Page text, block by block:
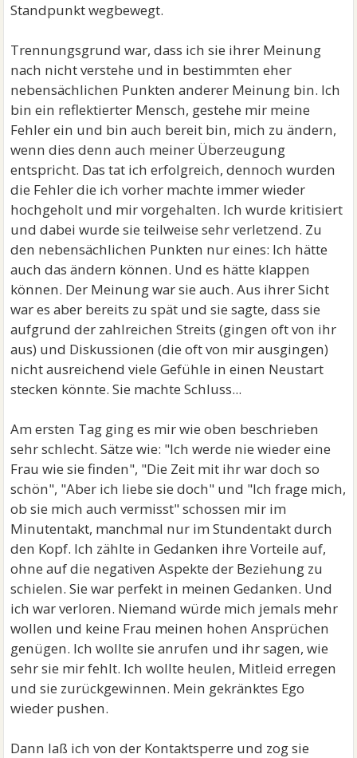
Standpunkt wegbewegt.
Trennungsgrund war, dass ich sie ihrer Meinung
nach nicht verstehe und in bestimmten eher
nebensächlichen Punkten anderer Meinung bin. Ich
bin ein reflektierter Mensch, gestehe mir meine
Fehler ein und bin auch bereit bin, mich zu ändern,
wenn dies denn auch meiner Überzeugung
entspricht. Das tat ich erfolgreich, dennoch wurden
die Fehler die ich vorher machte immer wieder
hochgeholt und mir vorgehalten. Ich wurde kritisiert
und dabei wurde sie teilweise sehr verletzend. Zu
den nebensächlichen Punkten nur eines: Ich hätte
auch das ändern können. Und es hätte klappen
können. Der Meinung war sie auch. Aus ihrer Sicht
war es aber bereits zu spät und sie sagte, dass sie
aufgrund der zahlreichen Streits (gingen oft von ihr
aus) und Diskussionen (die oft von mir ausgingen)
nicht ausreichend viele Gefühle in einen Neustart
stecken könnte. Sie machte Schluss...
Am ersten Tag ging es mir wie oben beschrieben
sehr schlecht. Sätze wie: "Ich werde nie wieder eine
Frau wie sie finden", "Die Zeit mit ihr war doch so
schön", "Aber ich liebe sie doch" und "Ich frage mich,
ob sie mich auch vermisst" schossen mir im
Minutentakt, manchmal nur im Stundentakt durch
den Kopf. Ich zählte in Gedanken ihre Vorteile auf,
ohne auf die negativen Aspekte der Beziehung zu
schielen. Sie war perfekt in meinen Gedanken. Und
ich war verloren. Niemand würde mich jemals mehr
wollen und keine Frau meinen hohen Ansprüchen
genügen. Ich wollte sie anrufen und ihr sagen, wie
sehr sie mir fehlt. Ich wollte heulen, Mitleid erregen
und sie zurückgewinnen. Mein gekränktes Ego
wieder pushen.
Dann laß ich von der Kontaktsperre und zog sie